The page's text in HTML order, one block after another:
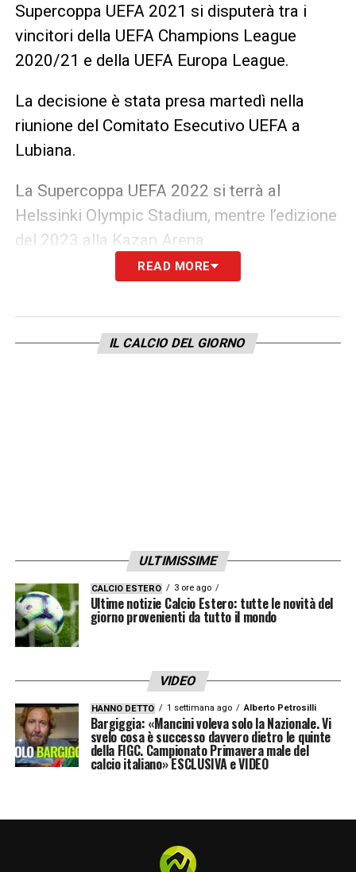
Supercoppa UEFA 2021 si disputerà tra i
vincitori della UEFA Champions League
2020/21 e della UEFA Europa League.
La decisione è stata presa martedì nella
riunione del Comitato Esecutivo UEFA a
Lubiana.
La Supercoppa UEFA 2022 si terrà al
Helssinki Olympic Stadium, mentre l’edizione
del 2023 alla Kazan Arena
READ MORE
IL CALCIO DEL GIORNO
ULTIMISSIME
CALCIO ESTERO 3 ore ago
Ultime notizie Calcio Estero: tutte le novità del
giorno provenienti da tutto il mondo
VIDEO
HANNO DETTO 1 settimana ago Alberto Petrosilli
Bargiggia: «Mancini voleva solo la Nazionale. Vi
svelo cosa è successo davvero dietro le quinte
della FIGC. Campionato Primavera male del
calcio italiano» ESCLUSIVA e VIDEO